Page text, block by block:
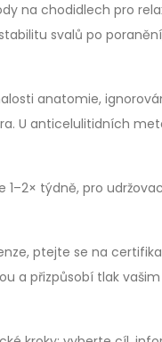
na chodidlech pro
svalů po
anatomie,
U anticelulitidních
týdně, pro
ptejte se na
a přizpůsobí tlak